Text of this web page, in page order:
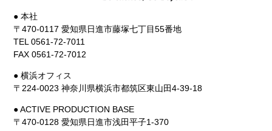
● 本社
〒470-0117 愛知県日進市藤塚七丁目55番地
TEL 0561-72-7011
FAX 0561-72-7012
● 横浜オフィス
〒224-0023 神奈川県横浜市都筑区東山田4-39-18
● ACTIVE PRODUCTION BASE
〒470-0128 愛知県日進市浅田平子1-370